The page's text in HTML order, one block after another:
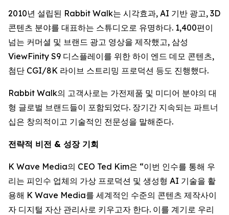
2010년 설립된 Rabbit Walk는 시각효과, AI 기반 광고, 3D
콘텐츠 분야를 대표하는 스튜디오로 유명하다. 1,400편이
넘는 커머셜 및 브랜드 광고 영상을 제작했고, 삼성
ViewFinity S9 디스플레이를 위한 하이 엔드 데모 콘텐츠,
첨단 CGI/8K 라이브 스트리밍 프로덕션 등도 진행했다.
Rabbit Walk의 고객사로는 가전제품 및 미디어 분야의 대
형 글로벌 브랜드들이 포함되었다. 장기간 지속되는 파트너
십은 창의적이고 기술적인 전문성을 말해준다.
전략적 비전 & 성장 기회
K Wave Media의 CEO Ted Kim은 “이번 인수를 통해 우
리는 피인수 업체의 가상 프로덕션 및 생성형 AI 기술을 활
용해 K Wave Media를 세계적인 수준의 콘텐츠 제작사이
자 디지털 자산 관리사로 키우고자 한다. 이를 계기로 우리